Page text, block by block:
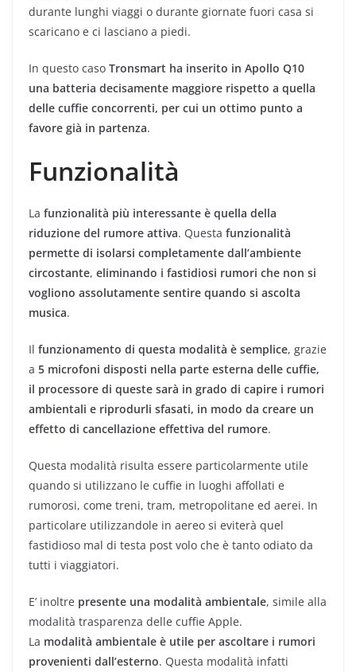
durante lunghi viaggi o durante giornate fuori casa si
scaricano e ci lasciano a piedi.
In questo caso Tronsmart ha inserito in Apollo Q10
una batteria decisamente maggiore rispetto a quella
delle cuffie concorrenti, per cui un ottimo punto a
favore già in partenza.
Funzionalità
La funzionalità più interessante è quella della
riduzione del rumore attiva. Questa funzionalità
permette di isolarsi completamente dall’ambiente
circostante, eliminando i fastidiosi rumori che non si
vogliono assolutamente sentire quando si ascolta
musica.
Il funzionamento di questa modalità è semplice, grazie
a 5 microfoni disposti nella parte esterna delle cuffie,
il processore di queste sarà in grado di capire i rumori
ambientali e riprodurli sfasati, in modo da creare un
effetto di cancellazione effettiva del rumore.
Questa modalità risulta essere particolarmente utile
quando si utilizzano le cuffie in luoghi affollati e
rumorosi, come treni, tram, metropolitane ed aerei. In
particolare utilizzandole in aereo si eviterà quel
fastidioso mal di testa post volo che è tanto odiato da
tutti i viaggiatori.
E’ inoltre presente una modalità ambientale, simile alla
modalità trasparenza delle cuffie Apple.
La modalità ambientale è utile per ascoltare i rumori
provenienti dall’esterno. Questa modalità infatti